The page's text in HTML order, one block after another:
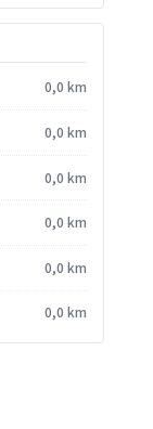
0,0 km
0,0 km
0,0 km
0,0 km
0,0 km
0,0 km